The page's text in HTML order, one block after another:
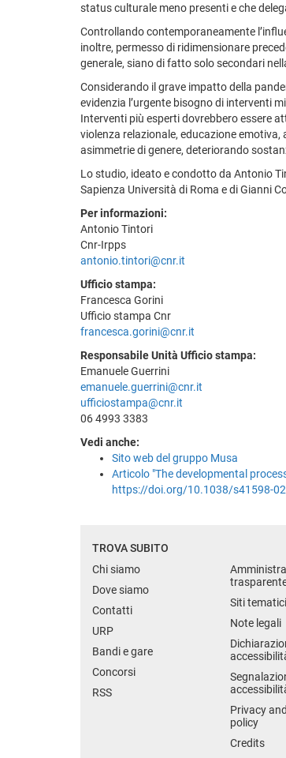
status culturale meno presenti e che
Controllando contemporaneamente
inoltre, permesso di ridimensionare
generale, siano di fatto solo secondari
Considerando il grave impatto della
evidenzia l’urgente bisogno di interventi
Interventi più esperti dovrebbero essere
violenza relazionale, educazione
asimmetrie di genere, deteriorando
Lo studio, ideato e condotto da Antonio
Sapienza Università di Roma e di Gianni
Per informazioni:
Antonio Tintori
Cnr-Irpps
antonio.tintori@cnr.it
Ufficio stampa:
Francesca Gorini
Ufficio stampa Cnr
francesca.gorini@cnr.it
Responsabile Unità Ufficio stampa:
Emanuele Guerrini
emanuele.guerrini@cnr.it
ufficiostampa@cnr.it
06 4993 3383
Vedi anche:
Sito web del gruppo Musa
Articolo "The developmental
https://doi.org/10.1038/s41598-
TROVA SUBITO
Chi siamo
Dove siamo
Contatti
URP
Bandi e gare
Concorsi
RSS
Siti tematici
Note legali
Privacy
policy
Credits